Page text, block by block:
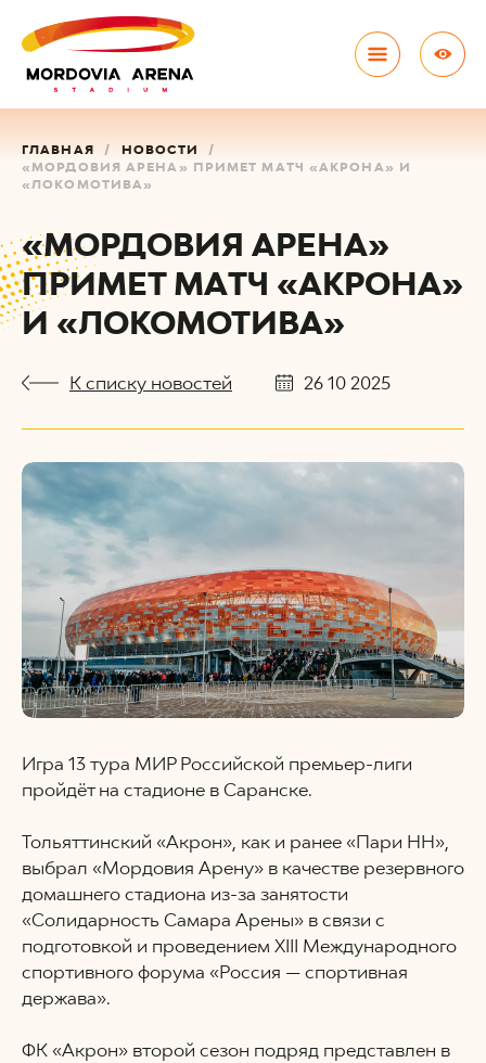
ГЛАВНАЯ
НОВОСТИ
«МОРДОВИЯ АРЕНА» ПРИМЕТ МАТЧ «АКРОНА» И
«ЛОКОМОТИВА»
«МОРДОВИЯ АРЕНА»
ПРИМЕТ МАТЧ «АКРОНА»
И «ЛОКОМОТИВА»
К списку новостей 26 10 2025
Игра 13 тура МИР Российской премьер-лиги
пройдёт на стадионе в Саранске.
Тольяттинский «Акрон», как и ранее «Пари НН»,
выбрал «Мордовия Арену» в качестве резервного
домашнего стадиона из-за занятости
«Солидарность Самара Арены» в связи с
подготовкой и проведением XIII Международного
спортивного форума «Россия — спортивная
держава».
ФК «Акрон» второй сезон подряд представлен в